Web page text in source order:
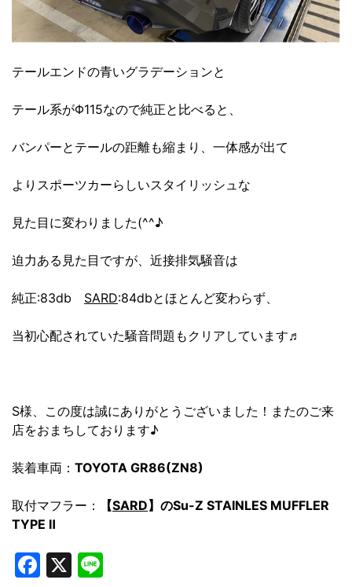
テールエンドの青いグラデーションと
テール系がΦ115なので純正と比べると、
バンパーとテールの距離も縮まり、一体感が出て
よりスポーツカーらしいスタイリッシュな
見た目に変わりました(^^♪
迫力ある見た目ですが、近接排気騒音は
純正:83db SARD:84dbとほとんど変わらず、
当初心配されていた騒音問題もクリアしています♬
S様、この度は誠にありがとうございました！またのご来
店をおまちしております♪
装着車両： TOYOTA GR86(ZN8)
取付マフラー： 【SARD】のSu-Z STAINLES MUFFLER
TYPE Ⅱ
Facebook
X